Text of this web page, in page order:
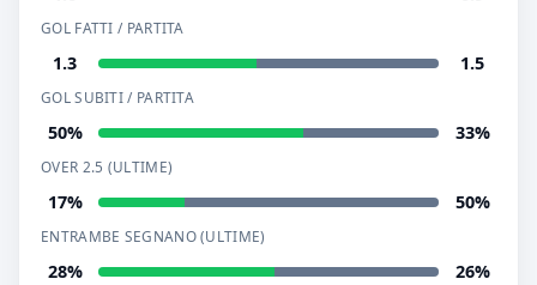
GOL FATTI / PARTITA
1.3 1.5
GOL SUBITI / PARTITA
50% 33%
OVER 2.5 (ULTIME)
17% 50%
ENTRAMBE SEGNANO (ULTIME)
28% 26%